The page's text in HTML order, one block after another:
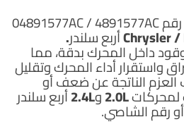
رقم 04891577AC / 4891577AC
داخل المحرك بدقة، مما
واستقرار أداء المحرك وتقليل
الناتجة عن ضعف أو
لمحركات2.0L و2.4L أربع سلندر
رقم الشاصي.